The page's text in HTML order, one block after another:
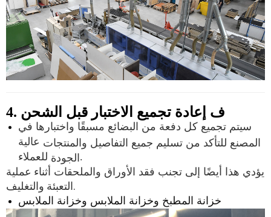
4. ف إعادة تجميع الاختبار قبل الشحن
سيتم تجميع كل دفعة من البضائع مسبقًا واختبارها في
المصنع للتأكد من تسليم جميع التفاصيل والمنتجات عالية
الجودةللعملاء.
يؤدي هذا أيضًا إلى تجنب فقد الأوراق والملحقات أثناء عملية
التعبئة والتغليف.
خزانة المطبخ وخزانة الملابس وخزانة الملابس